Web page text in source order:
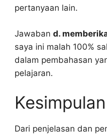
pertanyaan lain.
Jawaban d.
saya ini malah 100%
dalam pembahasan
pelajaran.
Kesimpulan
Dari penjelasan dan